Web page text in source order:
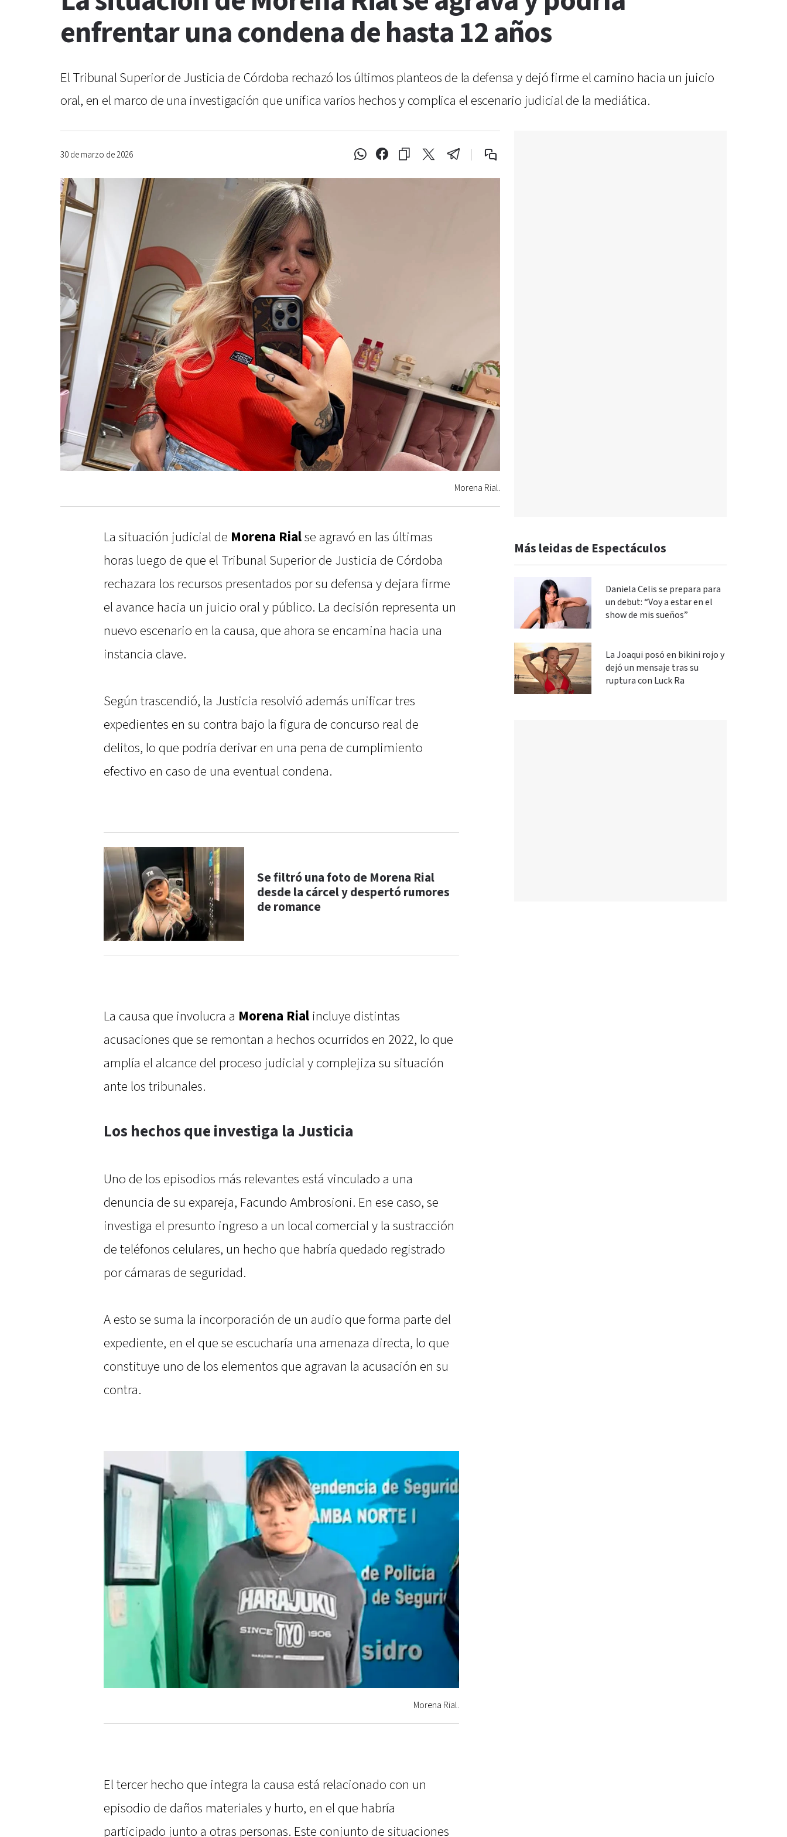
enfrentar una condena de hasta 12 años
El Tribunal Superior de Justicia de Córdoba rechazó los últimos planteos de la defensa y dejó firme el camino hacia un juicio
oral, en el marco de una investigación que unifica varios hechos y complica el escenario judicial de la mediática.
30 de marzo de 2026
Morena Rial.
La situación judicial de Morena Rialse agravó en las últimas
horas luego de que el Tribunal Superior de Justicia de Córdoba
rechazara los recursos presentados por su defensa y dejara firme
el avance hacia un juicio oral y público. La decisión representa un
nuevo escenario en la causa, que ahora se encamina hacia una
instancia clave.
Según trascendió, la Justicia resolvió además unificar tres
expedientes en su contra bajo la figura de concurso real de
delitos, lo que podría derivar en una pena de cumplimiento
efectivo en caso de una eventual condena.
Se filtró una foto de Morena Rial
desde la cárcel y despertó rumores
de romance
La causa que involucra a Morena Rial incluye distintas
acusaciones que se remontan a hechos ocurridos en 2022, lo que
amplía el alcance del proceso judicial y complejiza su situación
ante los tribunales.
Los hechos que investiga la Justicia
Uno de los episodios más relevantes está vinculado a una
denuncia de su expareja, Facundo Ambrosioni. En ese caso, se
investiga el presunto ingreso a un local comercial y la sustracción
de teléfonos celulares, un hecho que habría quedado registrado
por cámaras de seguridad.
A esto se suma la incorporación de un audio que forma parte del
expediente, en el que se escucharía una amenaza directa, lo que
constituye uno de los elementos que agravan la acusación en su
contra.
Morena Rial.
El tercer hecho que integra la causa está relacionado con un
episodio de daños materiales y hurto, en el que habría
participado junto a otras personas. Este conjunto de situaciones
Más leidas de Espectáculos
Daniela Celis se prepara para
un debut: “Voy a estar en el
show de mis sueños”
La Joaqui posó en bikini rojo y
dejó un mensaje tras su
ruptura con Luck Ra